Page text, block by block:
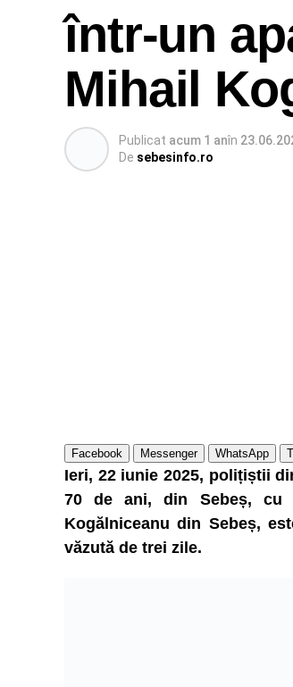
într-un
Mihail
Publicat acum 1 anîn
De sebesinfo.ro
Facebook Messenger WhatsApp
Ieri, 22 iunie 2025, polițiștii
70 de ani, din Sebeș, cu
Kogălniceanu din Sebeș,
văzută de trei zile.